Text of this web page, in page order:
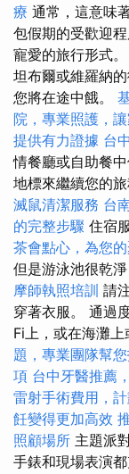
療 通常，這意味
包假期的受歡迎
寵愛的旅行形式
坦布爾或維羅納
您將在途中餓。
院，專業照護，
提供有力證據 台
情餐廳或自助餐
地標來繼續您的旅
滅鼠清潔服務 台
的完整步驟 住宿
茶會點心，為您
但是游泳池很乾
摩師執照培訓 請
穿著衣服。 通過
Fi上，或在海灘
題，專業團隊幫
項 台中牙醫推薦
雷射手術費用，
飪變得更加高效
照顧場所 主題派
手錶和現場表演都